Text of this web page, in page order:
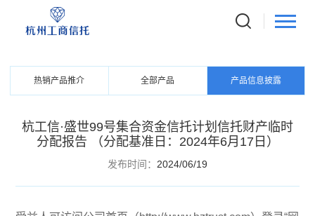
信托产品
热销产品推介 全部产品 产品信息披露
杭工信·盛世99号集合资金信托计划信托财产临时
分配报告 （分配基准日：2024年6月17日）
发布时间： 2024/06/19